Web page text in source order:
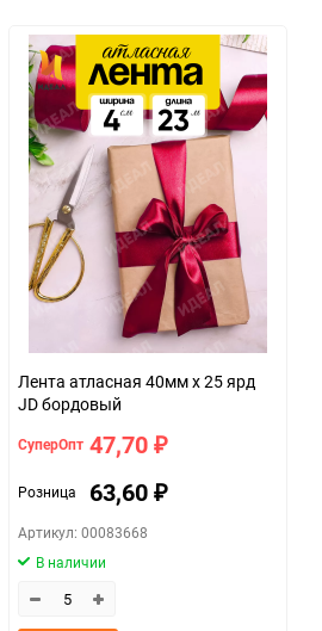
Лента атласная 40мм х 25 ярд
JD бордовый
СуперОпт 47,70 ₽
Розница 63,60 ₽
Артикул: 00083668
В наличии